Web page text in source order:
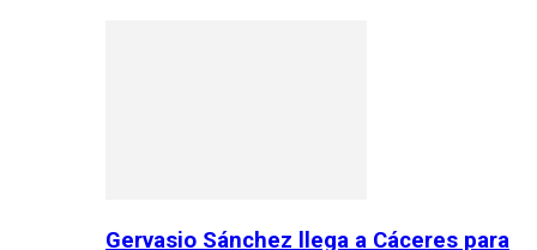
Gervasio Sánchez llega a Cáceres para